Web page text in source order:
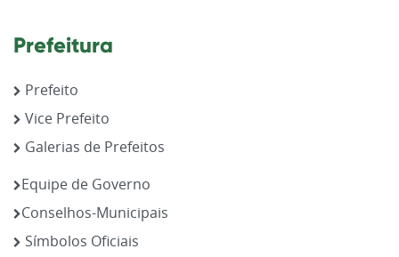
Prefeitura
Prefeito
Vice Prefeito
Galerias de Prefeitos
Equipe de Governo
Conselhos-Municipais
Símbolos Oficiais